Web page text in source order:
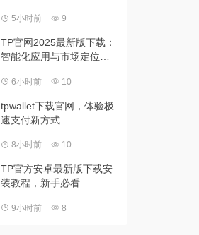
5小时前 9
TP官网2025最新版下载：
智能化应用与市场定位解
6小时前 10
tpwallet下载官网，体验极
速支付新方式
8小时前 10
TP官方安卓最新版下载安
装教程，新手必看
9小时前 8